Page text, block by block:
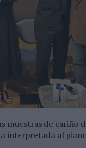
muestras de cariño
interpretada al